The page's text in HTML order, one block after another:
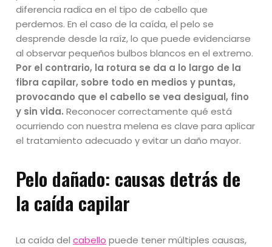
diferencia radica en el tipo de cabello que
perdemos. En el caso de la caída, el pelo se
desprende desde la raíz, lo que puede evidenciarse
al observar pequeños bulbos blancos en el extremo.
Por el contrario, la rotura se da a lo largo de la
fibra capilar, sobre todo en medios y puntas,
provocando que el cabello se vea desigual, fino
y sin vida.Reconocer correctamente qué está
ocurriendo con nuestra melena es clave para aplicar
el tratamiento adecuado y evitar un daño mayor.
Pelo dañado: causas detrás de
la caída capilar
La caída delcabello puede tener múltiples causas,